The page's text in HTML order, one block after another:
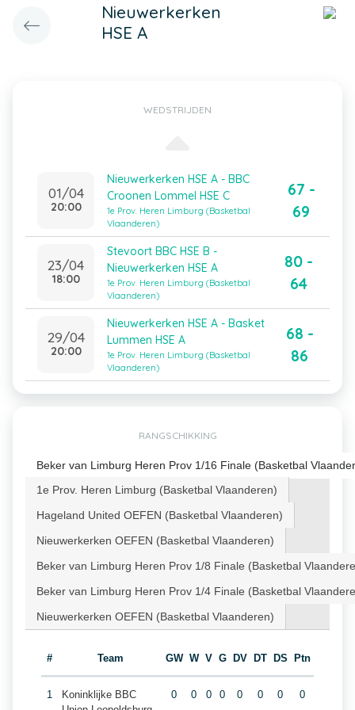
Nieuwerkerken
HSE A
WEDSTRIJDEN
01/04
20:00
Nieuwerkerken HSE A - BBC
Croonen Lommel HSE C
1e Prov. Heren Limburg (Basketbal
Vlaanderen)
67 -
69
23/04
18:00
Stevoort BBC HSE B -
Nieuwerkerken HSE A
1e Prov. Heren Limburg (Basketbal
Vlaanderen)
80 -
64
29/04
20:00
Nieuwerkerken HSE A - Basket
Lummen HSE A
1e Prov. Heren Limburg (Basketbal
Vlaanderen)
68 -
86
RANGSCHIKKING
Beker van Limburg Heren Prov 1/16 Finale (Basketbal
1e Prov. Heren Limburg (Basketbal Vlaanderen)
Hageland United OEFEN (Basketbal Vlaanderen)
Nieuwerkerken OEFEN (Basketbal Vlaanderen)
Beker van Limburg Heren Prov 1/8 Finale (Basketbal
Beker van Limburg Heren Prov 1/4 Finale (Basketbal
Nieuwerkerken OEFEN (Basketbal Vlaanderen)
# Team GW W V G DV DT DS Ptn
1
Koninklijke BBC
0 0 0 0 0 0 0 0